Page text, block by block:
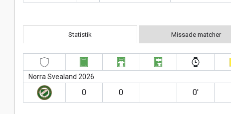
Statistik Missade matcher
Norra Svealand 2026
0 0 0′